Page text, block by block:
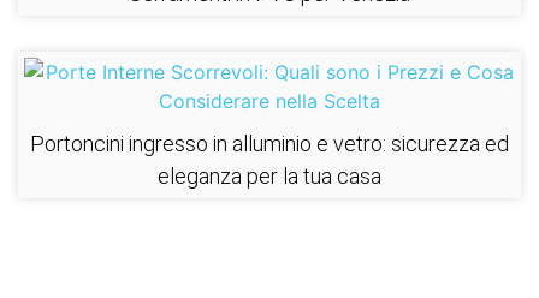
Portoncini ingresso in alluminio e vetro: sicurezza ed
eleganza per la tua casa